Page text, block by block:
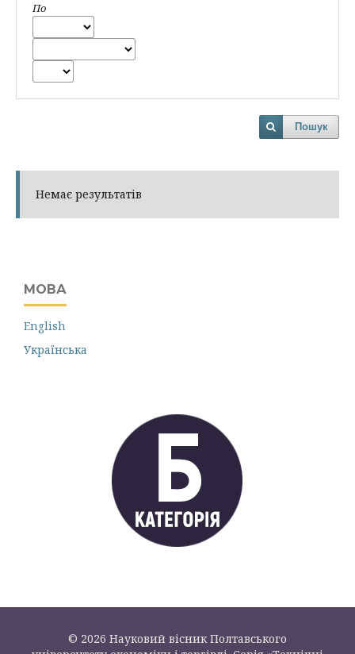
По
Пошук
Немає результатів
МОВА
English
Українська
© 2026 Науковий вісник Полтавського